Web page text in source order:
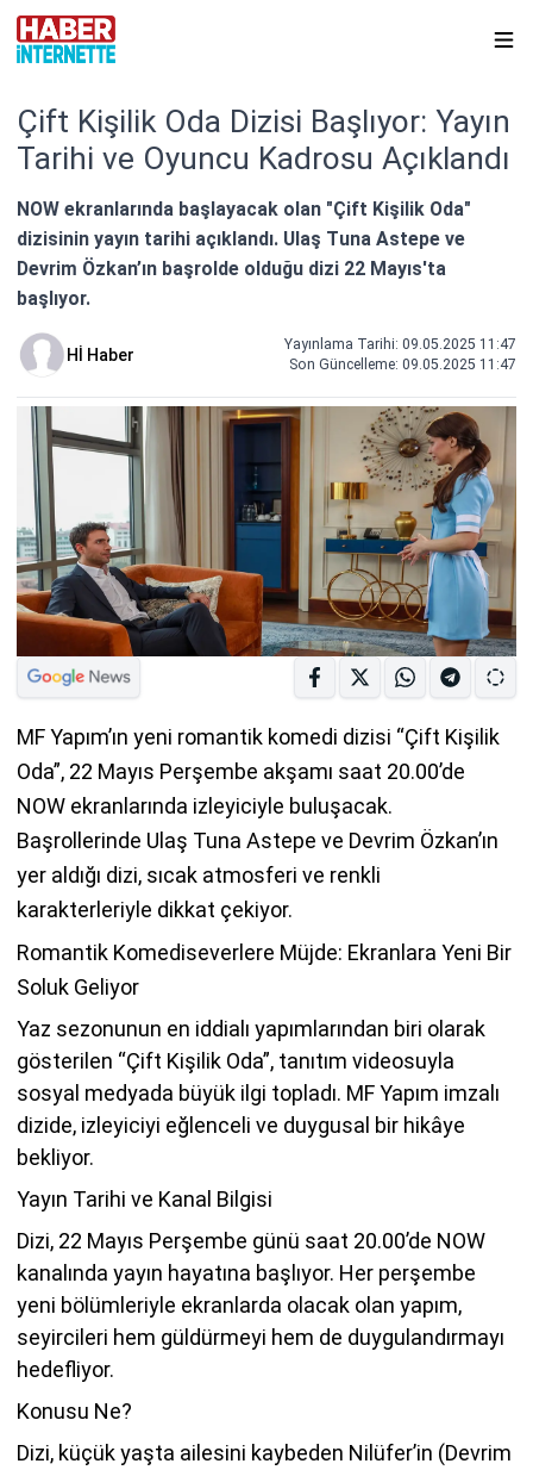
Çift Kişilik Oda Dizisi Başlıyor: Yayın
Tarihi ve Oyuncu Kadrosu Açıklandı
NOW ekranlarında başlayacak olan "Çift Kişilik Oda"
dizisinin yayın tarihi açıklandı. Ulaş Tuna Astepe ve
Devrim Özkan’ın başrolde olduğu dizi 22 Mayıs'ta
başlıyor.
Hİ Haber
Yayınlama Tarihi: 09.05.2025 11:47
Son Güncelleme: 09.05.2025 11:47
MF Yapım’ın yeni romantik komedi dizisi “Çift Kişilik
Oda”, 22 Mayıs Perşembe akşamı saat 20.00’de
NOW ekranlarında izleyiciyle buluşacak.
Başrollerinde Ulaş Tuna Astepe ve Devrim Özkan’ın
yer aldığı dizi, sıcak atmosferi ve renkli
karakterleriyle dikkat çekiyor.
Romantik Komediseverlere Müjde: Ekranlara Yeni Bir
Soluk Geliyor
Yaz sezonunun en iddialı yapımlarından biri olarak
gösterilen “Çift Kişilik Oda”, tanıtım videosuyla
sosyal medyada büyük ilgi topladı. MF Yapım imzalı
dizide, izleyiciyi eğlenceli ve duygusal bir hikâye
bekliyor.
Yayın Tarihi ve Kanal Bilgisi
Dizi, 22 Mayıs Perşembe günü saat 20.00’de NOW
kanalında yayın hayatına başlıyor. Her perşembe
yeni bölümleriyle ekranlarda olacak olan yapım,
seyircileri hem güldürmeyi hem de duygulandırmayı
hedefliyor.
Konusu Ne?
Dizi, küçük yaşta ailesini kaybeden Nilüfer’in (Devrim